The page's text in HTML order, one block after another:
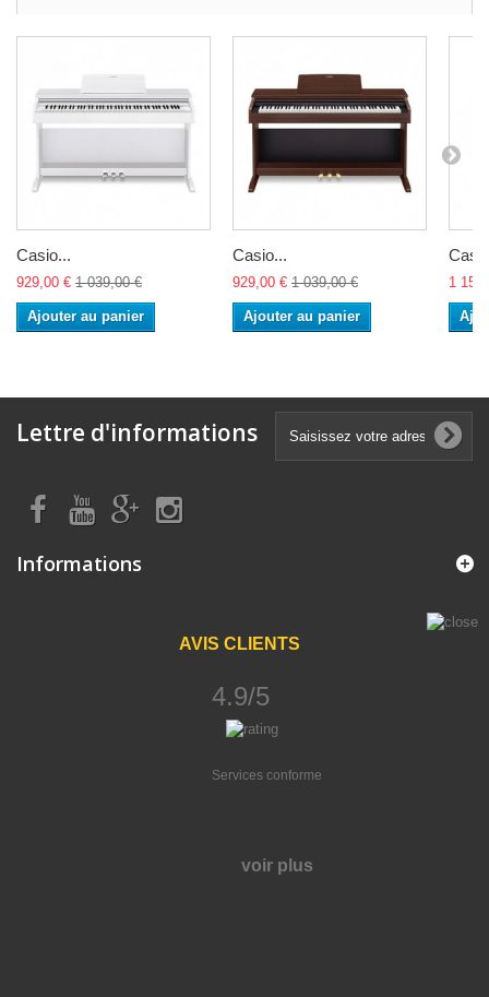
Casio...
929,00 € 1 039,00 €
Ajouter au panier
Casio...
929,00 € 1 039,00 €
Ajouter au panier
1
Lettre d'informations
Informations
AVIS CLIENTS
4.9/5
Services conforme
voir plus